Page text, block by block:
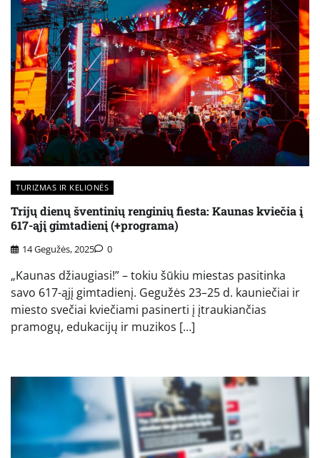
TURIZMAS IR KELIONĖS
Trijų dienų šventinių renginių fiesta: Kaunas kviečia į
617-ąjį gimtadienį (+programa)
14 Gegužės, 2025 0
„Kaunas džiaugiasi!” – tokiu šūkiu miestas pasitinka
savo 617-ąjį gimtadienį. Gegužės 23–25 d. kauniečiai ir
miesto svečiai kviečiami pasinerti į įtraukiančias
pramogų, edukacijų ir muzikos […]